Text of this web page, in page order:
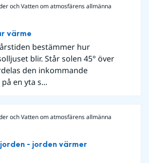
och Vatten om atmosfärens allmänna
värme
bestämmer hur
blir. Står solen 45° över
den inkommande
en yta s...
och Vatten om atmosfärens allmänna
- jorden värmer